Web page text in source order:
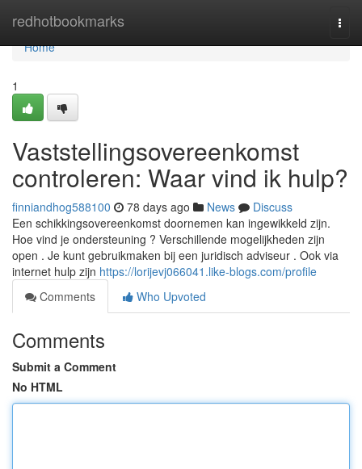
redhotbookmarks
Home
Home
1
Vaststellingsovereenkomst
controleren: Waar vind ik hulp?
finniandhog588100 78 days ago News
Discuss
Een schikkingsovereenkomst doornemen kan ingewikkeld zijn.
Hoe vind je ondersteuning ? Verschillende mogelijkheden zijn
open . Je kunt gebruikmaken bij een juridisch adviseur . Ook via
internet hulp zijn https://lorijevj066041.like-blogs.com/profile
Comments
Who Upvoted
Comments
Submit a Comment
No HTML